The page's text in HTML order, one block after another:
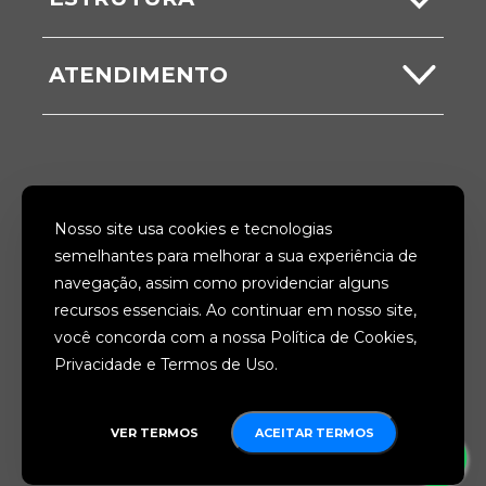
Nota Fiscal
Comunicados
Secretarias
Unidades
ATENDIMENTO
Fale Conosco
ACESSIBILIDADE TERMOS
PRIVACIDADE MAPA DO SITE
ABERTOS
Nosso site usa cookies e tecnologias
semelhantes para melhorar a sua experiência de
navegação, assim como providenciar alguns
recursos essenciais. Ao continuar em nosso site,
você concorda com a nossa Política de Cookies,
Privacidade e Termos de Uso.
VER TERMOS ACEITAR TERMOS